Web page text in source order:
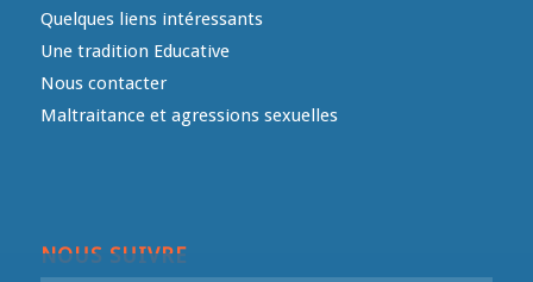
Quelques liens intéressants
Une tradition Educative
Nous contacter
Maltraitance et agressions sexuelles
NOUS SUIVRE